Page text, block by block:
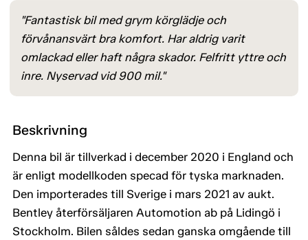
"Fantastisk bil med grym körglädje och
förvånansvärt bra komfort. Har aldrig varit
omlackad eller haft några skador. Felfritt yttre och
inre. Nyservad vid 900 mil."
Beskrivning
Denna bil är tillverkad i december 2020 i England och
är enligt modellkoden specad för tyska marknaden.
Den importerades till Sverige i mars 2021 av aukt.
Bentley återförsäljaren Automotion ab på Lidingö i
Stockholm. Bilen såldes sedan ganska omgående till